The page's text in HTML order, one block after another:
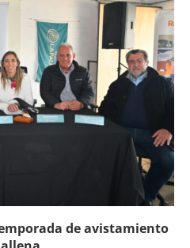
de avistamiento